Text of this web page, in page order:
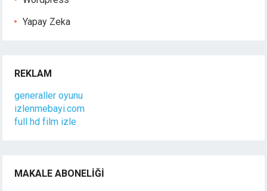
Yapay Zeka
REKLAM
generaller oyunu
izlenmebayi.com
full hd film izle
MAKALE ABONELIĞI